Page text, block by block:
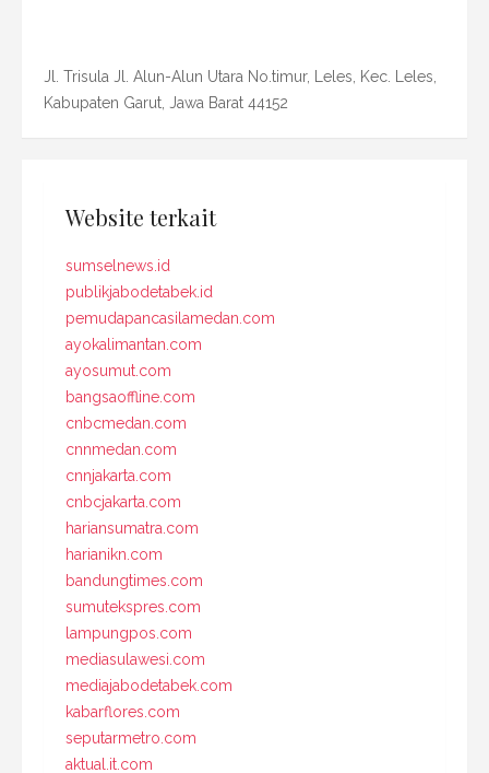
Jl. Trisula Jl. Alun-Alun Utara No.timur, Leles, Kec. Leles,
Kabupaten Garut, Jawa Barat 44152
Website terkait
sumselnews.id
publikjabodetabek.id
pemudapancasilamedan.com
ayokalimantan.com
ayosumut.com
bangsaoffline.com
cnbcmedan.com
cnnmedan.com
cnnjakarta.com
cnbcjakarta.com
hariansumatra.com
harianikn.com
bandungtimes.com
sumutekspres.com
lampungpos.com
mediasulawesi.com
mediajabodetabek.com
kabarflores.com
seputarmetro.com
aktual.it.com